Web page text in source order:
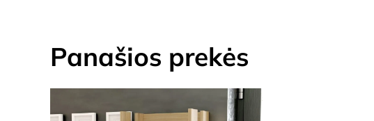
Panašios prekės